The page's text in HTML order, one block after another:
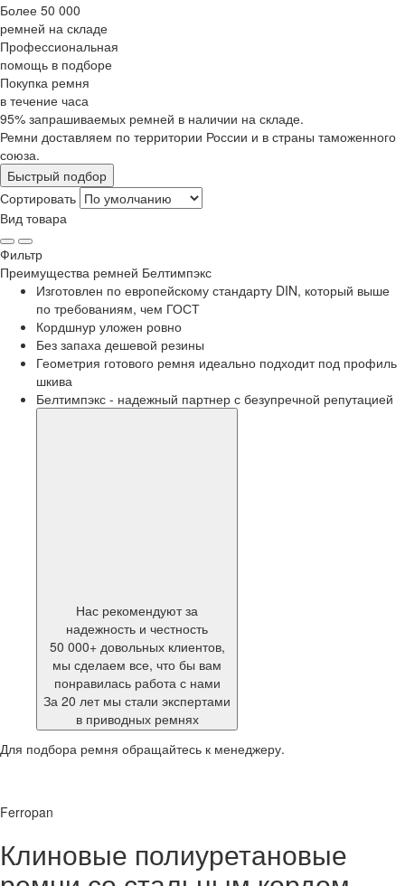
Более 50 000
ремней на складе
Профессиональная
помощь в подборе
Покупка ремня
в течение часа
95% запрашиваемых ремней в наличии на складе.
Ремни доставляем по территории России и в страны таможенного
союза.
Быстрый подбор
Сортировать
Вид товара
Фильтр
Преимущества ремней Белтимпэкс
Изготовлен по европейскому стандарту DIN, который выше
по требованиям, чем ГОСТ
Кордшнур уложен ровно
Без запаха дешевой резины
Геометрия готового ремня идеально подходит под профиль
шкива
Белтимпэкс - надежный партнер с безупречной репутацией
Нас рекомендуют за
надежность и честность
50 000+ довольных клиентов,
мы сделаем все, что бы вам
понравилась работа с нами
За 20 лет мы стали экспертами
в приводных ремнях
Для подбора ремня обращайтесь к менеджеру.
Ferropan
Клиновые полиуретановые